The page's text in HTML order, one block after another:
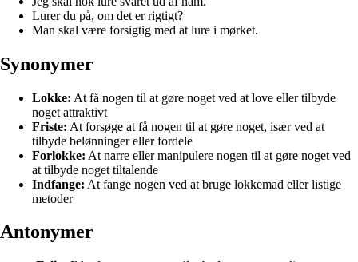
Lurer du på, om det er rigtigt?
Man skal være forsigtig med at lure i mørket.
Synonymer
Lokke: At få nogen til at gøre noget ved at love eller tilbyde
noget attraktivt
Friste: At forsøge at få nogen til at gøre noget, især ved at
tilbyde belønninger eller fordele
Forlokke: At narre eller manipulere nogen til at gøre noget ved
at tilbyde noget tiltalende
Indfange: At fange nogen ved at bruge lokkemad eller listige
metoder
Antonymer